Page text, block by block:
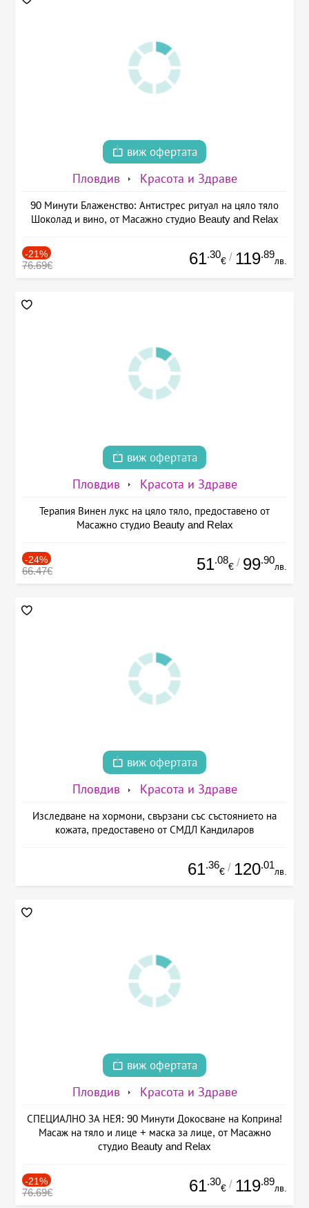
виж офертата
Пловдив Красота и Здраве
90 Минути Блаженство: Антистрес ритуал на цяло тяло
Шоколад и вино, от Масажно студио Beauty and Relax
-21%
76.69€ 61.30
€ / 119.89
лв.
виж офертата
Пловдив Красота и Здраве
Терапия Винен лукс на цяло тяло, предоставено от
Масажно студио Beauty and Relax
-24%
66.47€ 51.08
€ / 99.90
лв.
виж офертата
Пловдив Красота и Здраве
Изследване на хормони, свързани със състоянието на
кожата, предоставено от СМДЛ Кандиларов
61.36
€ / 120.01
лв.
виж офертата
Пловдив Красота и Здраве
СПЕЦИАЛНО ЗА НЕЯ: 90 Минути Докосване на Коприна!
Масаж на тяло и лице + маска за лице, от Масажно
студио Beauty and Relax
-21%
76.69€ 61.30
€ / 119.89
лв.